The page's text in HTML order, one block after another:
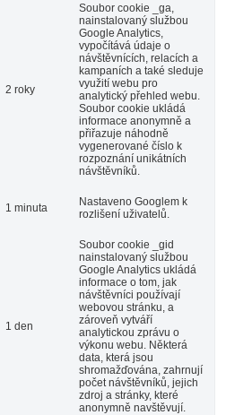
2 roky
Soubor cookie _ga,
nainstalovaný službou
Google Analytics,
vypočítává údaje o
návštěvnících, relacích a
kampaních a také sleduje
využití webu pro
analytický přehled webu.
Soubor cookie ukládá
informace anonymně a
přiřazuje náhodně
vygenerované číslo k
rozpoznání unikátních
návštěvníků.
1 minuta
Nastaveno Googlem k
rozlišení uživatelů.
1 den
Soubor cookie _gid
nainstalovaný službou
Google Analytics ukládá
informace o tom, jak
návštěvníci používají
webovou stránku, a
zároveň vytváří
analytickou zprávu o
výkonu webu. Některá
data, která jsou
shromažďována, zahrnují
počet návštěvníků, jejich
zdroj a stránky, které
anonymně navštěvují.